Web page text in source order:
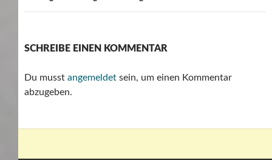
SCHREIBE EINEN KOMMENTAR
Du musst angemeldet sein, um einen Kommentar
abzugeben.